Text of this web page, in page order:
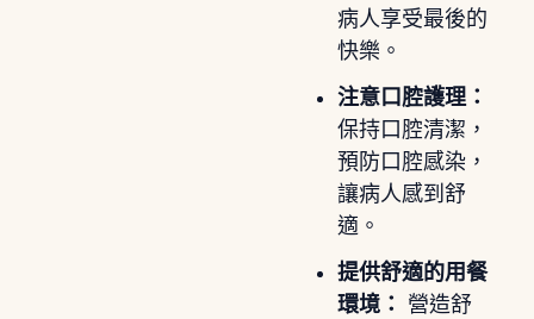
病人享受最後的
快樂。
注意口腔護理：
保持口腔清潔，
預防口腔感染，
讓病人感到舒
適。
提供舒適的用餐
環境：
營造舒